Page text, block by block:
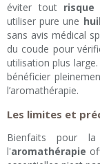
éviter tout risque
utiliser pure une
sans avis médical
du coude pour
utilisation plus
bénéficier
l’aromathérapie.
Les limites et
Bienfaits pour
l'aromathérapie